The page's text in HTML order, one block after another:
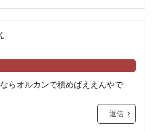
らオルカンで積めばええんやで
返信